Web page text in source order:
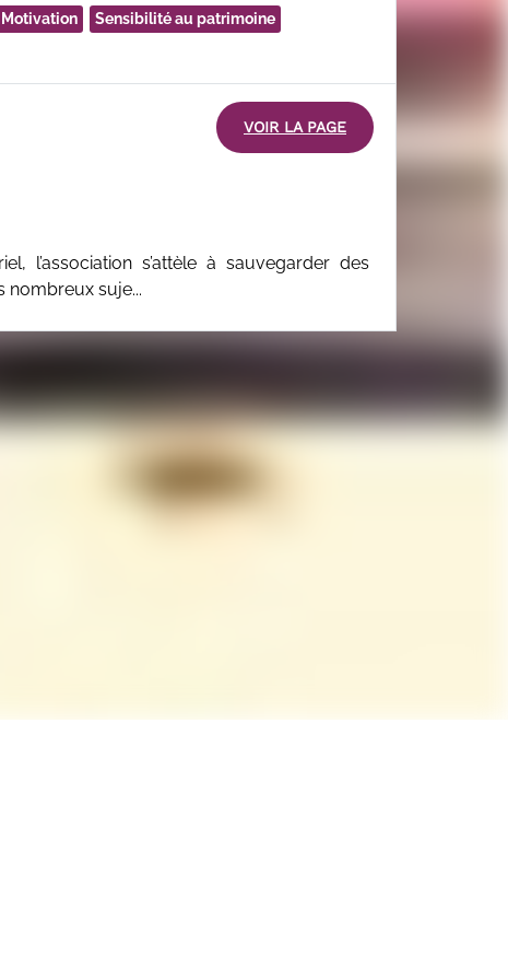
Motivation Sensibilité au patrimoine
VOIR LA PAGE
l’association s’attèle à sauvegarder des
suje...